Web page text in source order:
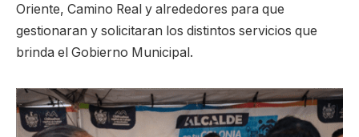
Oriente, Camino Real y alrededores para que
gestionaran y solicitaran los distintos servicios que
brinda el Gobierno Municipal.